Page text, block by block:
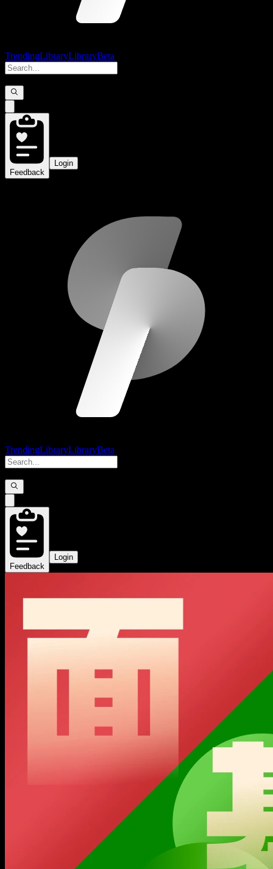
TrendingLibraryLibraryBeta
Feedback
Login
TrendingLibraryLibraryBeta
Feedback
Login